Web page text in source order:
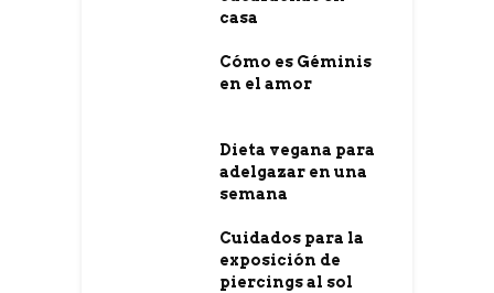
casa
Cómo es Géminis
en el amor
Dieta vegana para
adelgazar en una
semana
Cuidados para la
exposición de
piercings al sol